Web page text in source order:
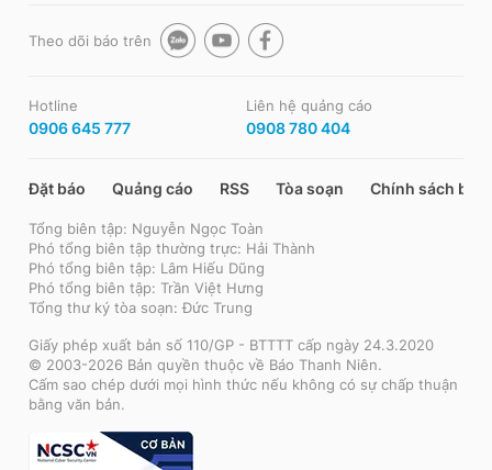
Theo dõi báo trên
Hotline
0906 645 777
Liên hệ quảng cáo
0908 780 404
Đặt báo Quảng cáo RSS Tòa soạn Chính sách bảo
Tổng biên tập: Nguyễn Ngọc Toàn
Phó tổng biên tập thường trực: Hải Thành
Phó tổng biên tập: Lâm Hiếu Dũng
Phó tổng biên tập: Trần Việt Hưng
Tổng thư ký tòa soạn: Đức Trung
Giấy phép xuất bản số 110/GP - BTTTT cấp ngày 24.3.2020
© 2003-2026 Bản quyền thuộc về Báo Thanh Niên.
Cấm sao chép dưới mọi hình thức nếu không có sự chấp thuận
bằng văn bản.